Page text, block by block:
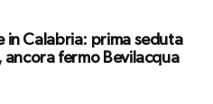
in Calabria: prima seduta
ancora fermo Bevilacqua